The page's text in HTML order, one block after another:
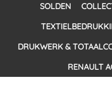
SOLDEN
DRUKWERK &
RENAULT